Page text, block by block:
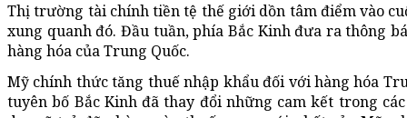
Thị trường tài chính tiền tệ thế giới dồn tâm điểm vào
xung quanh đó. Đầu tuần, phía Bắc Kinh đưa ra thông
hàng hóa của Trung Quốc.
Mỹ chính thức tăng thuế nhập khẩu đối với hàng hóa
tuyên bố Bắc Kinh đã thay đổi những cam kết trong